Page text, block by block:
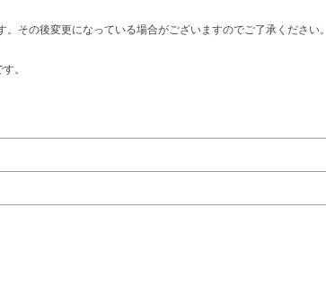
その後変更になっている場合がございますのでご了承ください。
。